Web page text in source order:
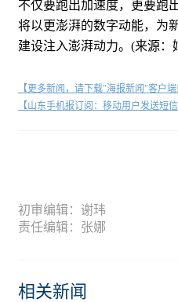
不仅要跑出加速度，更要跑
将以更澎湃的数字动能，为
建设注入澎湃动力。(来源：
【更多新闻，请下载"海报新闻"客户端
【山东手机报订阅：移动用户发送短信
初审编辑：谢玮
责任编辑：张娜
相关新闻